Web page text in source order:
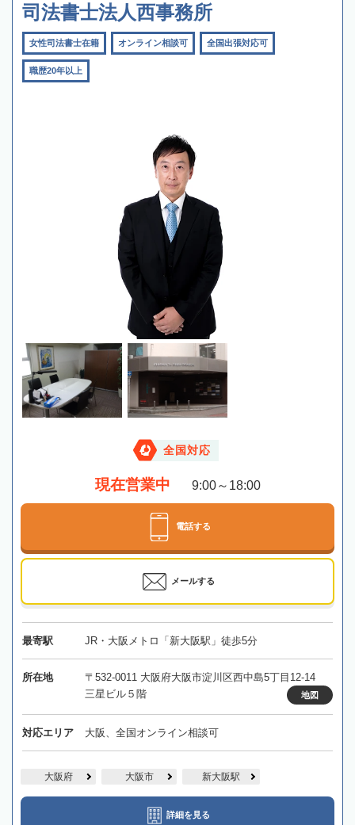
司法書士法人西事務所
女性司法書士在籍 オンライン相談可 全国出張対応可
職歴20年以上
全国対応
現在営業中 9:00～18:00
電話する
メールする
最寄駅 JR・大阪メトロ「新大阪駅」徒歩5分
所在地
〒532-0011 大阪府大阪市淀川区西中島5丁目12-14
三星ビル５階
地図
対応エリア 大阪、全国オンライン相談可
大阪府 大阪市 新大阪駅
詳細を見る